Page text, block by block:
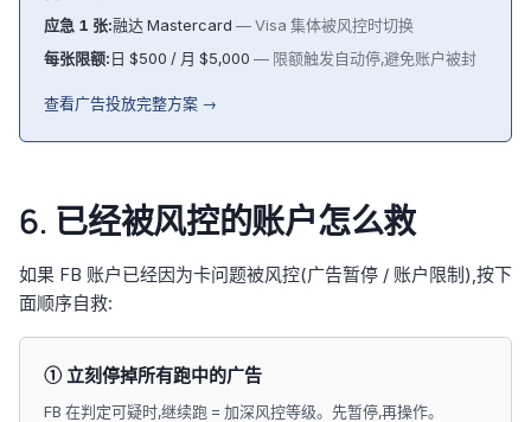
应急 1 张:融达 Mastercard — Visa 集体被风控时切换
每张限额:日 $500 / 月 $5,000 — 限额触发自动停,避免账户被封
查看广告投放完整方案 →
6. 已经被风控的账户怎么救
如果 FB 账户已经因为卡问题被风控(广告暂停 / 账户限制),按下
面顺序自救:
① 立刻停掉所有跑中的广告
FB 在判定可疑时,继续跑 = 加深风控等级。先暂停,再操作。